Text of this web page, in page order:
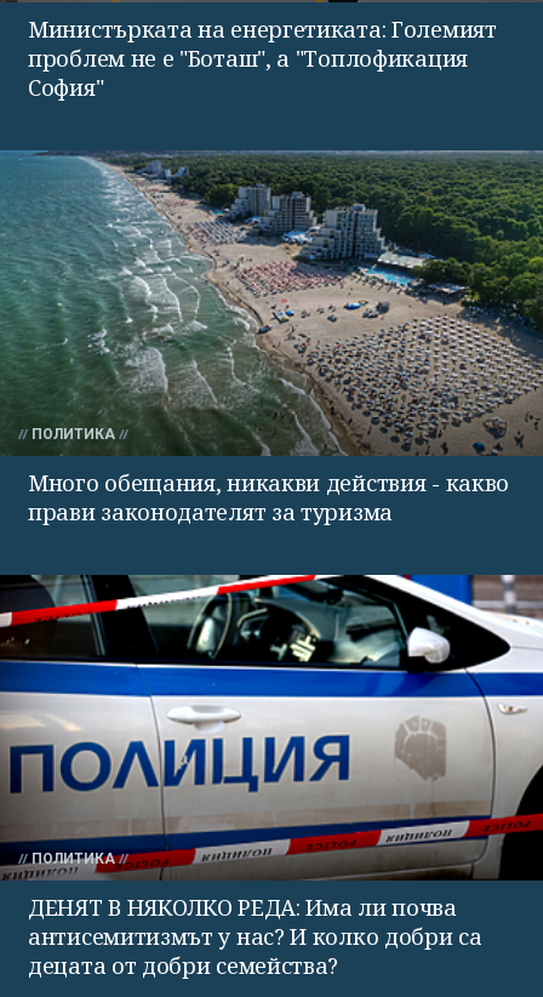
Министърката на енергетиката: Големият
проблем не е "Боташ", а "Топлофикация
София"
ПОЛИТИКА
Много обещания, никакви действия - какво
прави законодателят за туризма
ПОЛИТИКА
ДЕНЯТ В НЯКОЛКО РЕДА: Има ли почва
антисемитизмът у нас? И колко добри са
децата от добри семейства?